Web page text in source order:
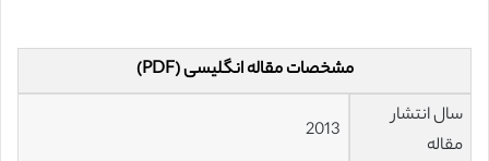
مشخصات مقاله انگلیسی (PDF)
سال انتشار
مقاله
2013